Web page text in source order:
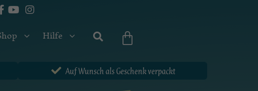
Hilfe
Auf Wunsch als Geschenk verpackt